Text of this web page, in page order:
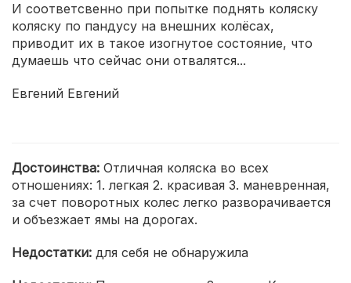
И соответсвенно при попытке поднять коляску
коляску по пандусу на внешних колёсах,
приводит их в такое изогнутое состояние, что
думаешь что сейчас они отвалятся...
Евгений Евгений
Достоинства: Отличная коляска во всех
отношениях: 1. легкая 2. красивая 3. маневренная,
за счет поворотных колес легко разворачивается
и объезжает ямы на дорогах.
Недостатки: для себя не обнаружила